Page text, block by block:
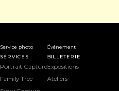
Service photo
SERVICES
Portrait Capture
Family Tree
Événement
BILLETERIE
Expositions
Ateliers